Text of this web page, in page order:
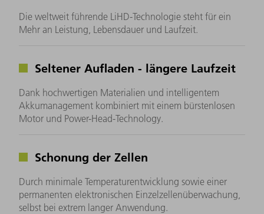
Die weltweit führende LiHD-Technologie steht für ein
Mehr an Leistung, Lebensdauer und Laufzeit.
Seltener Aufladen - längere Laufzeit
Dank hochwertigen Materialien und intelligentem
Akkumanagement kombiniert mit einem bürstenlosen
Motor und Power-Head-Technology.
Schonung der Zellen
Durch minimale Temperaturentwicklung sowie einer
permanenten elektronischen Einzelzellenüberwachung,
selbst bei extrem langer Anwendung.